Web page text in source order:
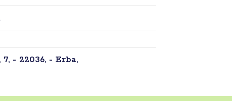
- 22036, - Erba,